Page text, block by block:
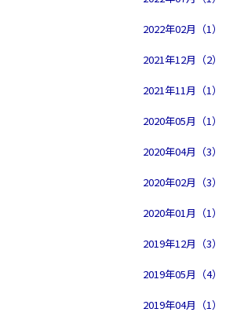
2022年02月（1）
2021年12月（2）
2021年11月（1）
2020年05月（1）
2020年04月（3）
2020年02月（3）
2020年01月（1）
2019年12月（3）
2019年05月（4）
2019年04月（1）